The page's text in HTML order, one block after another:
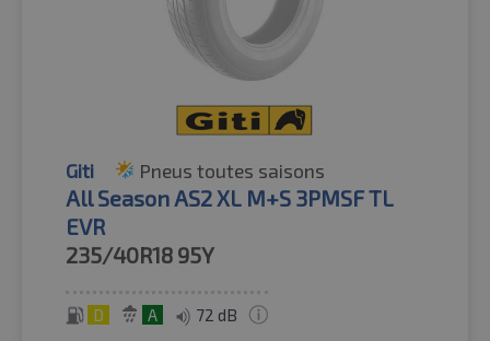
Giti Pneus toutes saisons
All Season AS2 XL M+S 3PMSF TL
EVR
235/40R18 95Y
D A 72 dB